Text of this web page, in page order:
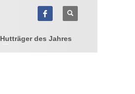
Hutträger des Jahres